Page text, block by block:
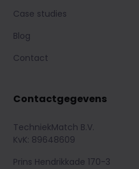
Case studies
Blog
Contact
Contactgegevens
TechniekMatch B.V.
KvK: 89648609
Prins Hendrikkade 170-3